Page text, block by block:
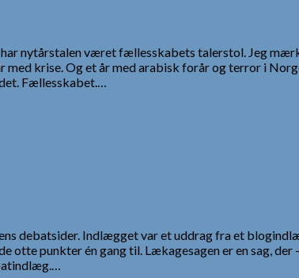
har nytårstalen været fællesskabets talerstol. Jeg
krise. Og et år med arabisk forår og terror i
Fællesskabet.…
debatsider. Indlægget var et uddrag fra et
otte punkter én gang til. Lækagesagen er en sag,